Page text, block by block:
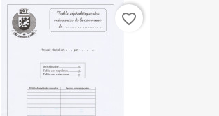
favorite_border